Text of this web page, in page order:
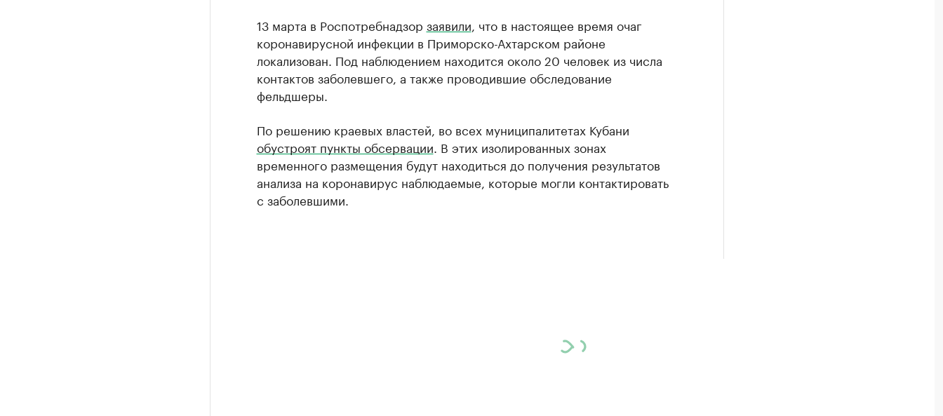
13 марта в Роспотребнадзор заявили , что в настоящее время очаг
коронавирусной инфекции в Приморско-Ахтарском районе
локализован. Под наблюдением находится около 20 человек из числа
контактов заболевшего, а также проводившие обследование
фельдшеры.
По решению краевых властей, во всех муниципалитетах Кубани
обустроят пункты обсервации . В этих изолированных зонах
временного размещения будут находиться до получения результатов
анализа на коронавирус наблюдаемые, которые могли контактировать
с заболевшими.